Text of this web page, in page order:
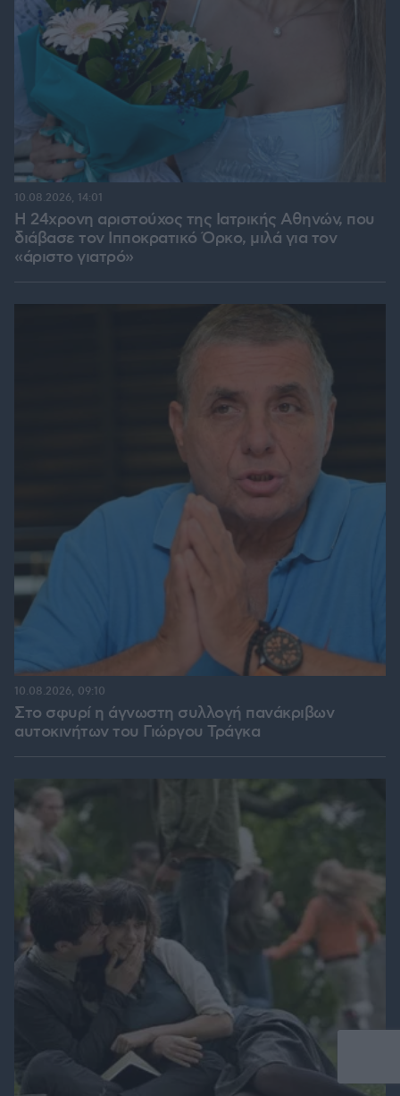
Η 24χρονη αριστούχος της Ιατρικής Αθηνών, που
διάβασε τον Ιπποκρατικό Όρκο, μιλά για τον
«άριστο γιατρό»
10.08.2026, 14:01
Στο σφυρί η άγνωστη συλλογή πανάκριβων
αυτοκινήτων του Γιώργου Τράγκα
10.08.2026, 09:10